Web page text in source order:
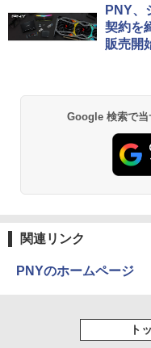
PNY、
契約を
販売開
Google 検索で当
関連リンク
PNYのホームページ
ト